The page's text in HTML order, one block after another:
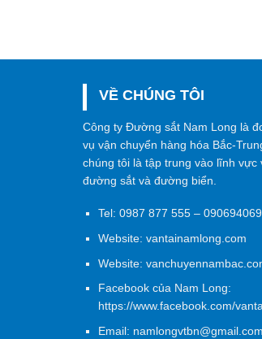
VỀ CHÚNG TÔI
Công ty Đường sắt Nam Long là
vụ vận chuyển hàng hóa Bắc-
chúng tôi là tập trung vào lĩnh vực
đường sắt và đường biển.
Tel: 0987 877 555–
Website: vantainamlong.com
Website:
Facebook của Nam Long:
https://www.facebook.com/
Email: namlongvtbn@gmail.com